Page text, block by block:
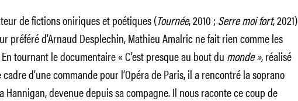
de fictions oniriques et poétiques (Tournée, 2010 ; Serre moi fort, 2021)
préféré d’Arnaud Desplechin, Mathieu Amalric ne fait rien comme les
tournant le documentaire « C’est presque au bout du monde », réalisé
d’une commande pour l’Opéra de Paris, il a rencontré la soprano
Hannigan, devenue depuis sa compagne. Il nous raconte ce coup de